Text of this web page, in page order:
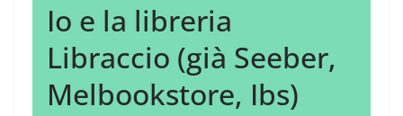
Io e la libreria
Libraccio (già Seeber,
Melbookstore, Ibs)